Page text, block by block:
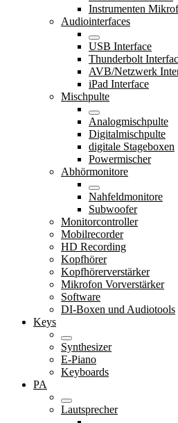
Instrumenten
Audiointerfaces
USB Interface
Thunderbolt
AVB/Netzwerk
iPad Interface
Mischpulte
Analogmischpulte
Digitalmischpulte
digitale Stageboxen
Powermischer
Abhörmonitore
Nahfeldmonitore
Subwoofer
Monitorcontroller
Mobilrecorder
HD Recording
Kopfhörer
Kopfhörerverstärker
Mikrofon Vorverstärker
Software
DI-Boxen und Audiotools
Keys
Synthesizer
E-Piano
Keyboards
PA
Lautsprecher